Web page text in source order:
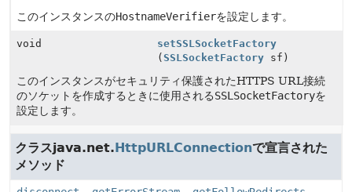
このインスタンスのHostnameVerifierを設定します。
void
setSSLSocketFactory
(SSLSocketFactory sf)
このインスタンスがセキュリティ保護されたHTTPS URL接続
のソケットを作成するときに使用されるSSLSocketFactoryを
設定します。
クラスjava.net.HttpURLConnectionで宣言された
メソッド